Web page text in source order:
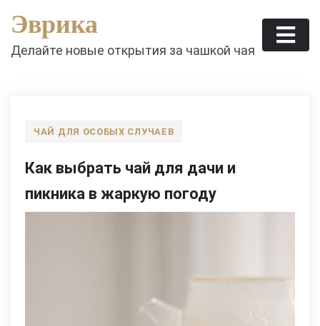
content
Эврика
Делайте новые открытия за чашкой чая
ЧАЙ ДЛЯ ОСОБЫХ СЛУЧАЕВ
Как выбрать чай для дачи и
пикника в жаркую погоду